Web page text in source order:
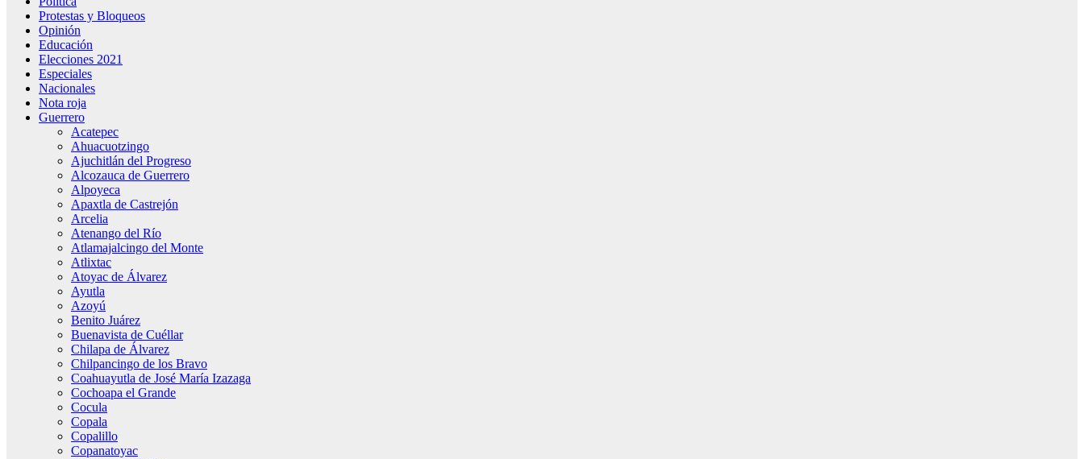
Protestas y Bloqueos
Opinión
Educación
Elecciones 2021
Especiales
Nacionales
Nota roja
Guerrero
Acatepec
Ahuacuotzingo
Ajuchitlán del Progreso
Alcozauca de Guerrero
Alpoyeca
Apaxtla de Castrejón
Arcelia
Atenango del Río
Atlamajalcingo del Monte
Atlixtac
Atoyac de Álvarez
Ayutla
Azoyú
Benito Juárez
Buenavista de Cuéllar
Chilapa de Álvarez
Chilpancingo de los Bravo
Coahuayutla de José María Izazaga
Cochoapa el Grande
Cocula
Copala
Copalillo
Copanatoyac